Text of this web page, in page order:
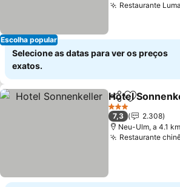
Escolha popular
Restaurante
Selecione as datas para ver os preços
exatos.
PartilharAdicionar
Hotel
3 Estrelas
7,3
2.308
Neu-Ulm, a 4.1
Restaurante